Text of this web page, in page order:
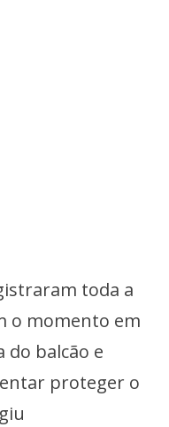
toda a
o momento em
do balcão e
proteger o